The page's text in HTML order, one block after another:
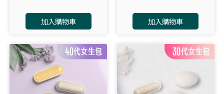
加入購物車 加入購物車